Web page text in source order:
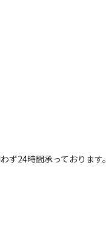
ず24時間承っております。